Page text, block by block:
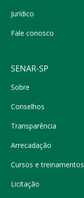
Jurídico
Fale conosco
SENAR-SP
Sobre
Conselhos
Transparência
Arrecadação
Cursos e treinamentos
Licitação